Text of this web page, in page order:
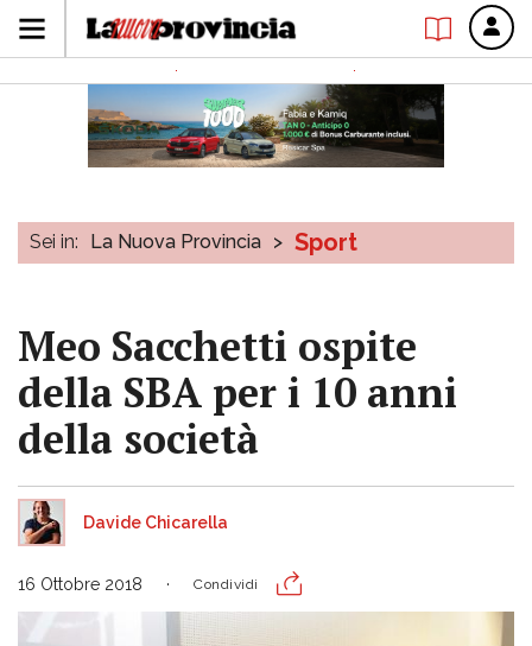
Sei in: La Nuova Provincia > Sport
Meo Sacchetti ospite
della SBA per i 10 anni
della società
Davide Chicarella
16 Ottobre 2018 Condividi